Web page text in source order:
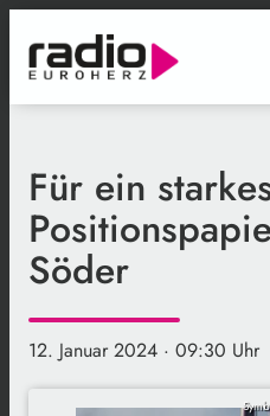
Für ein
Söder
12. Januar 2024 · 09:30 Uhr